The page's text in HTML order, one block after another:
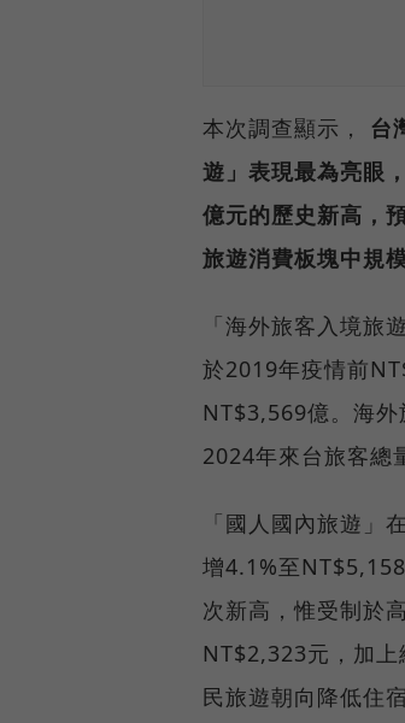
本次調查顯示， 台
遊」表現最為亮眼
億元的歷史新高，
旅遊消費板塊中規
「海外旅客入境
於2019年疫情前
NT$3,569億。海
2024年來台旅客總
「國人國內旅遊」
增4.1%至
次新高，惟受制於
NT$2,323元，加
民旅遊朝向降低住